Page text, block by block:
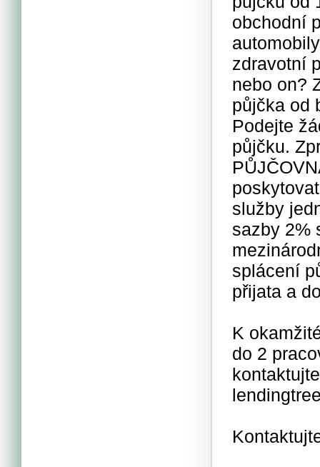
obchodní
zdravotní
nebo on?
půjčka od
Podejte
půjčku.
služby
sazby 2%
splácení
přijata a
K
do 2